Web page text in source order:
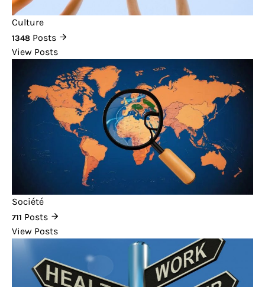
Culture
1348 Posts
View Posts
Société
711 Posts
View Posts